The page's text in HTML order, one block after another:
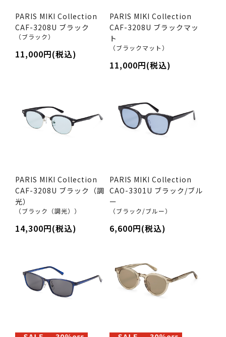
PARIS MIKI Collection
CAF-3208U ブラック
（ブラック）
11,000円(税込)
PARIS MIKI Collection
CAF-3208U ブラックマッ
ト
（ブラックマット）
11,000円(税込)
PARIS MIKI Collection
CAF-3208U ブラック（調
光）
（ブラック（調光））
14,300円(税込)
PARIS MIKI Collection
CAO-3301U ブラック/ブル
ー
（ブラック/ブルー）
6,600円(税込)